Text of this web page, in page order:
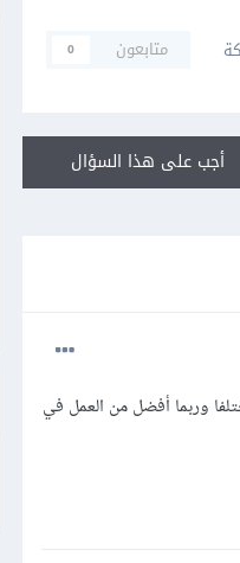
متابعون 0
أجب على هذا السؤال
وربما أفضل من العمل في